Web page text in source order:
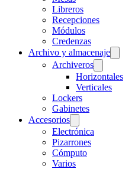
Libreros
Recepciones
Módulos
Credenzas
Archivo y almacenaje
Archiveros
Horizontales
Verticales
Lockers
Gabinetes
Accesorios
Electrónica
Pizarrones
Cómputo
Varios